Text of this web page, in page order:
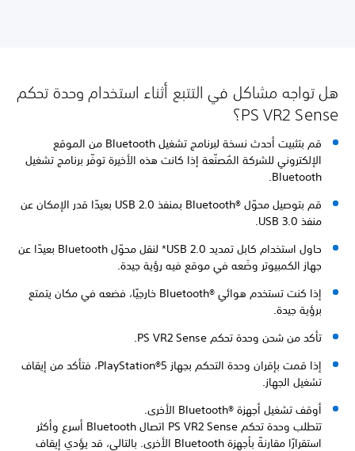
هل تواجه مشاكل في التتبع أثناء استخدام وحدة تحكم
PS VR2 Sense‏؟
قم بتثبيت أحدث نسخة لبرنامج تشغيل Bluetooth من الموقع
الإلكتروني للشركة المُصنّعة إذا كانت هذه الأخيرة توفّر برنامج تشغيل
Bluetooth.
قم بتوصيل محوّل Bluetooth®‎ بمنفذ USB 2.0 بعيدًا قدر الإمكان عن
منفذ USB 3.0.
حاول استخدام كابل تمديد USB 2.0* لنقل محوّل Bluetooth بعيدًا عن
جهاز الكمبيوتر وضَعه في موقع فيه رؤية جيدة.
إذا كنت تستخدم هوائي Bluetooth®‎ خارجيًا، فضعه في مكان يتمتع
برؤية جيدة.
تأكد من شحن وحدة تحكم PS VR2 Sense‎.
إذا قمت بإقران وحدة التحكم بجهاز PlayStation®5، فتأكد من إيقاف
تشغيل الجهاز.
أوقف تشغيل أجهزة Bluetooth®‎ الأخرى.
تتطلب وحدة تحكم PS VR2 Sense اتصال Bluetooth أسرع وأكثر
استقرارًا مقارنةً بأجهزة Bluetooth الأخرى. بالتالي، قد يؤدي إيقاف